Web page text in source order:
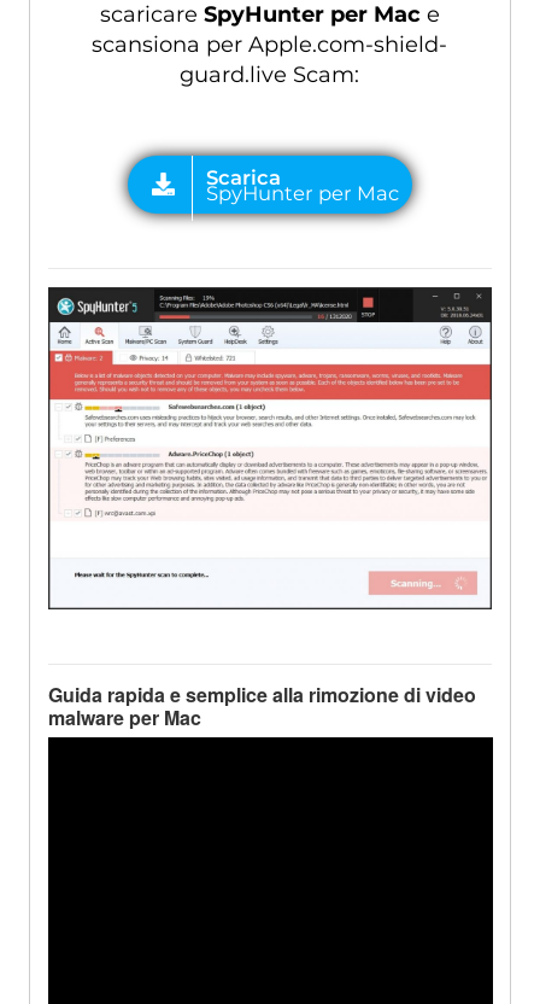
scaricare SpyHunter per Mace
scansiona per Apple.com-shield-
guard.live Scam:
Guida rapida e semplice alla rimozione di video
malware per Mac